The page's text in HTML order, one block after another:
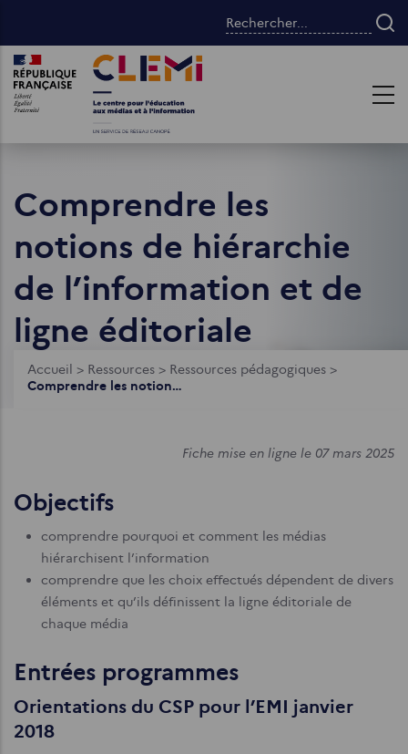
contenu
principal
Rechercher...
Images Images
Comprendre les
notions de hiérarchie
de l’information et de
ligne éditoriale
Fil
Accueil > Ressources > Ressources pédagogiques >
Comprendre les notions de hiérarchie de l’information et de ligne éditoriale
Fiche mise en ligne le 07 mars 2025
Objectifs
comprendre pourquoi et comment les médias
hiérarchisent l’information
comprendre que les choix effectués dépendent de divers
éléments et qu’ils définissent la ligne éditoriale de
chaque média
Entrées programmes
Orientations du CSP pour l’EMI janvier
2018